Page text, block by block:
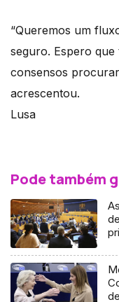
“Queremos um
seguro. Espero que
consensos
acrescentou.
Lusa
Pode também